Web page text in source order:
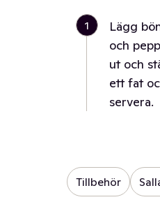
1
Lägg
och
ut och
ett fat
servera.
Tillbehör